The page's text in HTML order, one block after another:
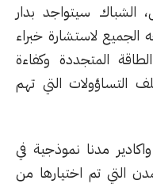
الشباك سيتواجد بدار
لاستشارة خبراء
المتجددة وكفاءة
التساؤولات التي تهم
مدنا نموذجية في
التي تم اختيارها من